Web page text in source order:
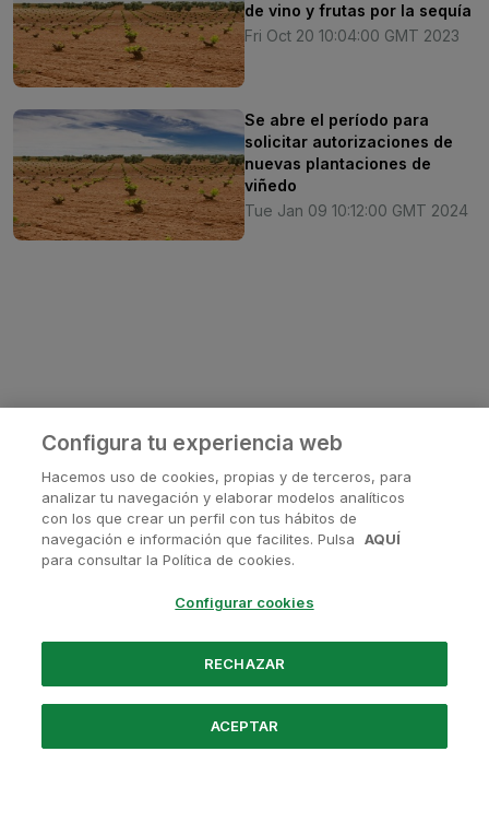
de vino y frutas por la sequía
Fri Oct 20 10:04:00 GMT 2023
Se abre el período para
solicitar autorizaciones de
nuevas plantaciones de
viñedo
Tue Jan 09 10:12:00 GMT 2024
¿Tienes alguna pregunta?
Contactanos en
Powered by Santander
Configura tu experiencia web
Hacemos uso de cookies, propias y de terceros, para
analizar tu navegación y elaborar modelos analíticos
con los que crear un perfil con tus hábitos de
navegación e información que facilites. Pulsa
AQUÍ
para consultar la Política de cookies.
Configurar cookies
RECHAZAR
ACEPTAR